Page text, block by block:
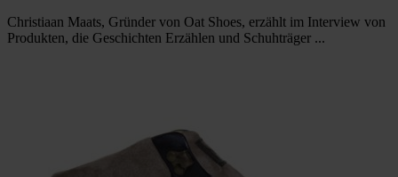
Christiaan Maats, Gründer von Oat Shoes, erzählt im Interview von
Produkten, die Geschichten Erzählen und Schuhträger ...